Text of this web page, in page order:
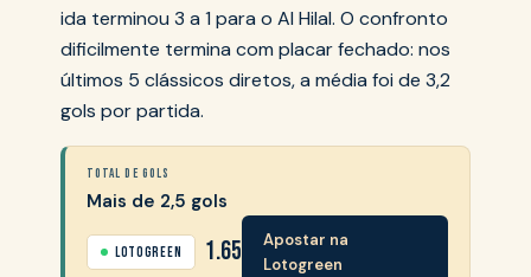
ida terminou 3 a 1 para o Al Hilal. O confronto
dificilmente termina com placar fechado: nos
últimos 5 clássicos diretos, a média foi de 3,2
gols por partida.
TOTAL DE GOLS
Mais de 2,5 gols
Lotogreen 1.65
Apostar na
Lotogreen